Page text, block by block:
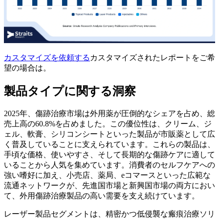
カスタマイズを依頼する カスタマイズされたレポートをご希
望の場合は。
製品タイプに関する洞察
2025年、傷跡治療市場は外用薬が圧倒的なシェアを占め、総
売上高の60.8%を占めました。この優位性は、クリーム、ジ
ェル、軟膏、シリコンシートといった製品が市販薬として広
く普及していることに支えられています。これらの製品は、
手頃な価格、使いやすさ、そして長期的な傷跡ケアに適して
いることから人気を集めています。消費者のセルフケアへの
強い嗜好に加え、小売店、薬局、eコマースといった広範な
流通ネットワークが、先進国市場と新興国市場の両方におい
て、外用傷跡治療製品の高い需要を支え続けています。
レーザー製品セグメントは、精密かつ低侵襲な瘢痕治療ソリ